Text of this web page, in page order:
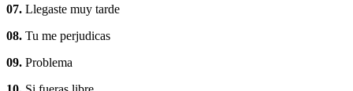
07. Llegaste muy tarde
08. Tu me perjudicas
09. Problema